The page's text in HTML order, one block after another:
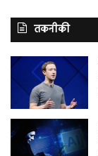
तकनीकी